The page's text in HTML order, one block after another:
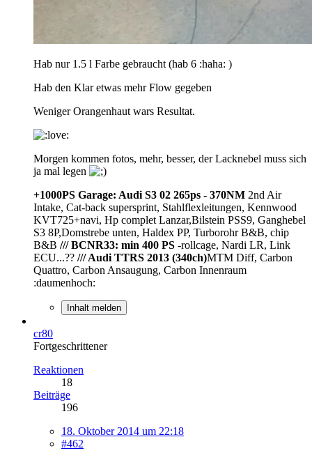
Hab nur 1.5 l Farbe gebraucht (hab 6 :haha: )
Hab den Klar etwas mehr Flow gegeben
Weniger Orangenhaut wars Resultat.
Morgen kommen fotos, mehr, besser, der Lacknebel muss sich
ja mal legen
+1000PS Garage: Audi S3 02 265ps - 370NM 2nd Air
Intake, Cat-back supersprint, Stahlflexleitungen, Kennwood
KVT725+navi, Hp complet Lanzar,Bilstein PSS9, Ganghebel
S3 8P,Domstrebe unten, Haldex PP, Turborohr B&B, chip
B&B /// BCNR33: min 400 PS -rollcage, Nardi LR, Link
ECU...?? /// Audi TTRS 2013 (340ch)MTM Diff, Carbon
Quattro, Carbon Ansaugung, Carbon Innenraum
:daumenhoch:
Inhalt melden
cr80
Fortgeschrittener
Reaktionen
18
Beiträge
196
18. Oktober 2014 um 22:18
#462